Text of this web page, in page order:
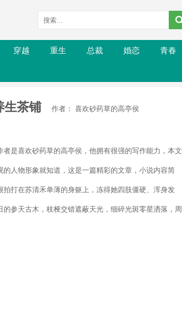
穿越 重生 总裁 婚恋 青春
生茶铺 作者： 喜欢砂药草的高亭侯
者是喜欢砂药草的高亭侯，他拥有很强的写作能力，本文
人物形象就知道，这是一篇精彩的文章，小说内容简
打在苏清禾单薄的身躯上，冻得她四肢僵硬、浑身发
参天古木，枝桠交错遮蔽天光，细碎光斑零星洒落，周